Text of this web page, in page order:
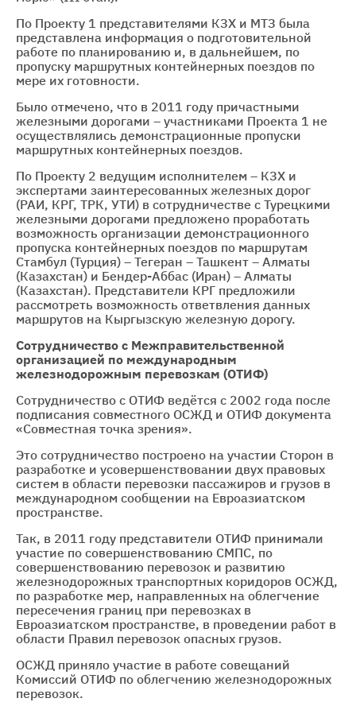
По Проекту 1 представителями КЗХ и МТЗ была
представлена информация о подготовительной
работе по планированию и, в дальнейшем, по
пропуску маршрутных контейнерных поездов по
мере их готовности.
Было отмечено, что в 2011 году причастными
железными дорогами – участниками Проекта 1 не
осуществлялись демонстрационные пропуски
маршрутных контейнерных поездов.
По Проекту 2 ведущим исполнителем – КЗХ и
экспертами заинтересованных железных дорог
(РАИ, КРГ, ТРК, УТИ) в сотрудничестве с Турецкими
железными дорогами предложено проработать
возможность организации демонстрационного
пропуска контейнерных поездов по маршрутам
Стамбул (Турция) – Тегеран – Ташкент – Алматы
(Казахстан) и Бендер-Аббас (Иран) – Алматы
(Казахстан). Представители КРГ предложили
рассмотреть возможность ответвления данных
маршрутов на Кыргызскую железную дорогу.
Сотрудничество с Межправительственной
организацией по международным
железнодорожным перевозкам (ОТИФ)
Сотрудничество с ОТИФ ведётся с 2002 года после
подписания совместного ОСЖД и ОТИФ документа
«Совместная точка зрения».
Это сотрудничество построено на участии Сторон в
разработке и усовершенствовании двух правовых
систем в области перевозки пассажиров и грузов в
международном сообщении на Евроазиатском
пространстве.
Так, в 2011 году представители ОТИФ принимали
участие по совершенствованию СМПС, по
совершенствованию перевозок и развитию
железнодорожных транспортных коридоров ОСЖД,
по разработке мер, направленных на облегчение
пересечения границ при перевозках в
Евроазиатском пространстве, в проведении работ в
области Правил перевозок опасных грузов.
ОСЖД приняло участие в работе совещаний
Комиссий ОТИФ по облегчению железнодорожных
перевозок.